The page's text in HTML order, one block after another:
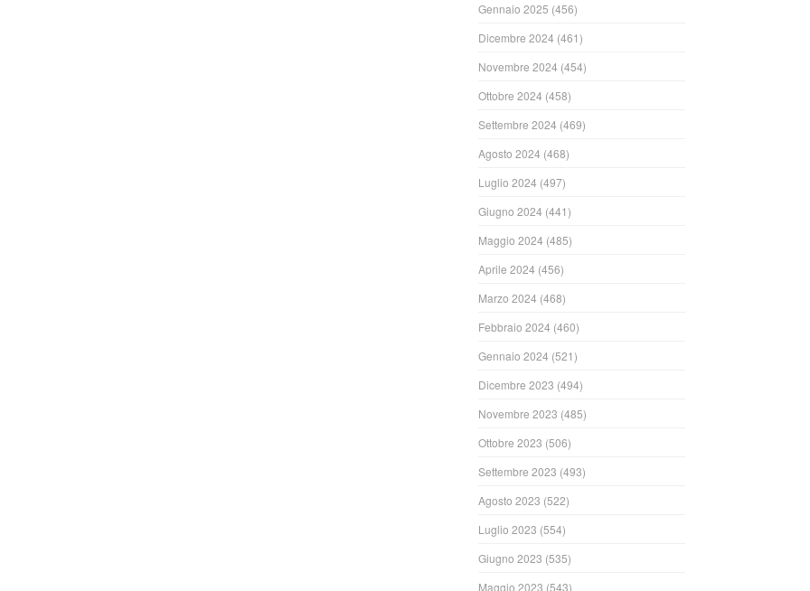
Gennaio 2025 (456)
Dicembre 2024 (461)
Novembre 2024 (454)
Ottobre 2024 (458)
Settembre 2024 (469)
Agosto 2024 (468)
Luglio 2024 (497)
Giugno 2024 (441)
Maggio 2024 (485)
Aprile 2024 (456)
Marzo 2024 (468)
Febbraio 2024 (460)
Gennaio 2024 (521)
Dicembre 2023 (494)
Novembre 2023 (485)
Ottobre 2023 (506)
Settembre 2023 (493)
Agosto 2023 (522)
Luglio 2023 (554)
Giugno 2023 (535)
Maggio 2023 (543)